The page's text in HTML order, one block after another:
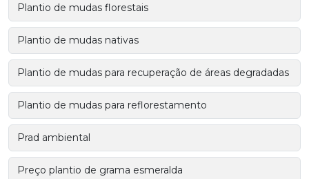
Plantio de mudas florestais
Plantio de mudas nativas
Plantio de mudas para recuperação de áreas degradadas
Plantio de mudas para reflorestamento
Prad ambiental
Preço plantio de grama esmeralda